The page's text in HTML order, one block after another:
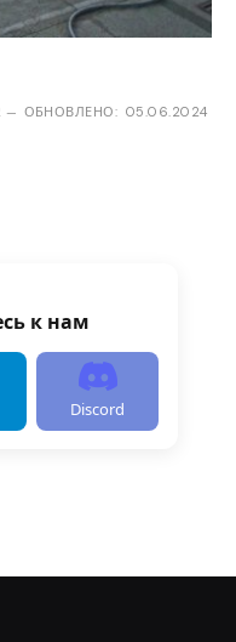
ОБНОВЛЕНО: 05.06.2024
к нам
Discord